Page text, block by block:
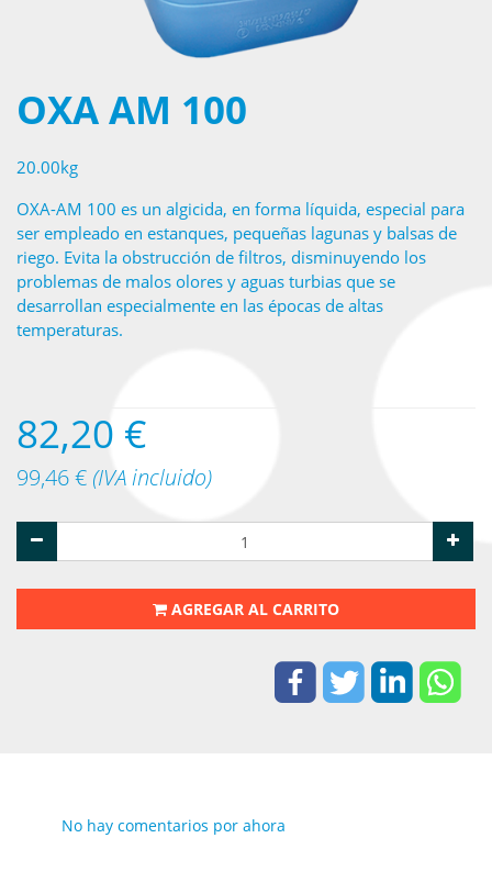
OXA AM 100
20.00kg
OXA-AM 100 es un algicida, en forma líquida, especial para
ser empleado en estanques, pequeñas lagunas y balsas de
riego. Evita la obstrucción de filtros, disminuyendo los
problemas de malos olores y aguas turbias que se
desarrollan especialmente en las épocas de altas
temperaturas.
82,20 €
99,46€ (IVA incluido)
AGREGAR AL CARRITO
No hay comentarios por ahora